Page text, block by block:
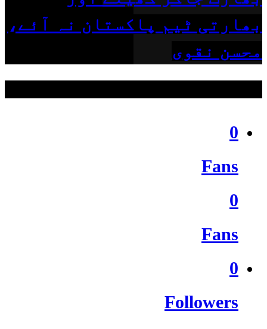
بھارتی ٹیم پاکستان نہ آئے،
محسن نقوی
0
Fans
0
Fans
0
Followers